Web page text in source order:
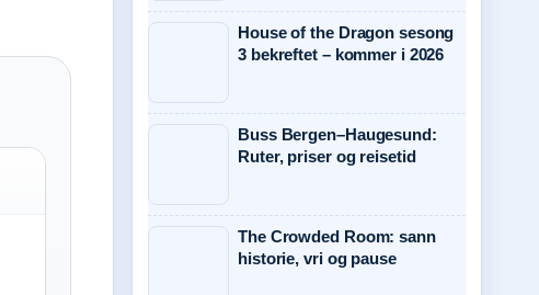
House of the Dragon sesong
3 bekreftet – kommer i 2026
Buss Bergen–Haugesund:
Ruter, priser og reisetid
The Crowded Room: sann
historie, vri og pause